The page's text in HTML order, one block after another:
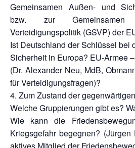
Gemeinsamen Außen- und
bzw. zur Gemeinsamen
Verteidigungspolitik (GSVP) der
Ist Deutschland der Schlüssel bei
Sicherheit in Europa? EU-Armee
(Dr. Alexander Neu, MdB,
für Verteidigungsfragen)?
4. Zum Zustand der
Welche Gruppierungen gibt es?
Wie kann die
Kriegsgefahr begegnen?